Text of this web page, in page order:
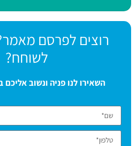
רוצים לפרסם מאמר?
לשוחח?
השאירו לנו פניה ונשוב